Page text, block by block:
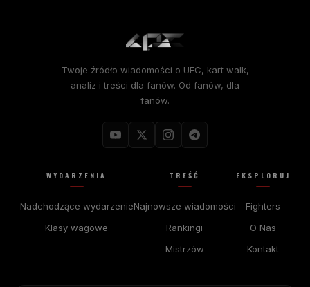
Twoje źródło wiadomości o UFC, kart walk,
analiz i treści dla fanów. Od fanów, dla
fanów.
WYDARZENIA
Nadchodzące wydarzenie
Klasy wagowe
TREŚĆ
Najnowsze wiadomości
Rankingi
Mistrzów
EKSPLORUJ
Fighters
O Nas
Kontakt